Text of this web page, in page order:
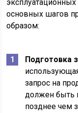
основных шагов
образом:
Подготовка
запрос на
должен быть
позднее чем